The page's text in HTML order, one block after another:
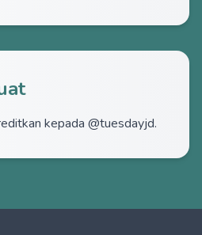
kepada @tuesdayjd.